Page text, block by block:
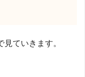
見ていきます。